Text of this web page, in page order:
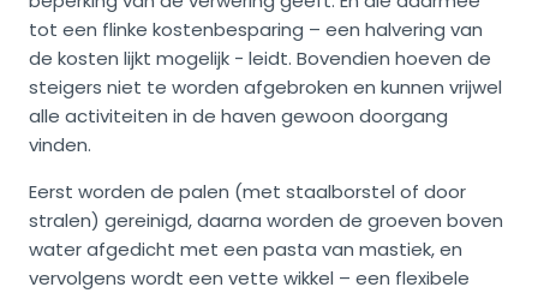
tot een flinke kostenbesparing – een halvering van
de kosten lijkt mogelijk - leidt. Bovendien hoeven de
steigers niet te worden afgebroken en kunnen vrijwel
alle activiteiten in de haven gewoon doorgang
vinden.
Eerst worden de palen (met staalborstel of door
stralen) gereinigd, daarna worden de groeven boven
water afgedicht met een pasta van mastiek, en
vervolgens wordt een vette wikkel – een flexibele